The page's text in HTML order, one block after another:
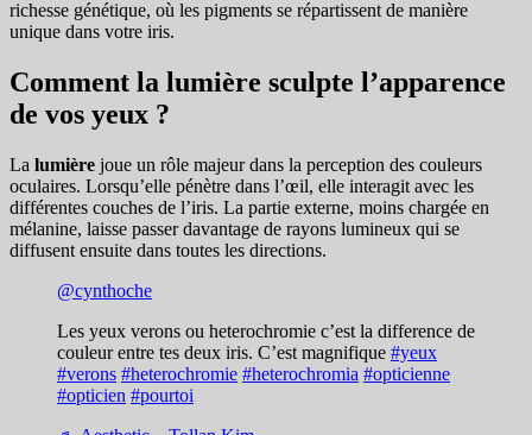
richesse génétique, où les pigments se répartissent de manière
unique dans votre iris.
Comment la lumière sculpte l’apparence
de vos yeux ?
La lumière joue un rôle majeur dans la perception des couleurs
oculaires. Lorsqu’elle pénètre dans l’œil, elle interagit avec les
différentes couches de l’iris. La partie externe, moins chargée en
mélanine, laisse passer davantage de rayons lumineux qui se
diffusent ensuite dans toutes les directions.
@cynthoche
Les yeux verons ou heterochromie c’est la difference de
couleur entre tes deux iris. C’est magnifique #yeux
#verons #heterochromie #heterochromia #opticienne
#opticien #pourtoi